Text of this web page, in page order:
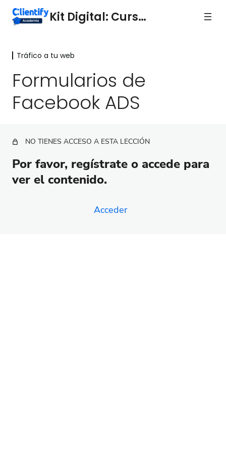
Kit Digital: Curso 5
Tráfico a tu web
Generación de leads
Los tipos de tráfico que necesitas
Social
Formularios de Facebook ADS
Cómo analizar el tráfico de GADS y FADS
Tráfico a tu web
Formularios de
Facebook ADS
NO TIENES ACCESO A ESTA LECCIÓN
Por favor, regístrate o accede para
ver el contenido.
Acceder